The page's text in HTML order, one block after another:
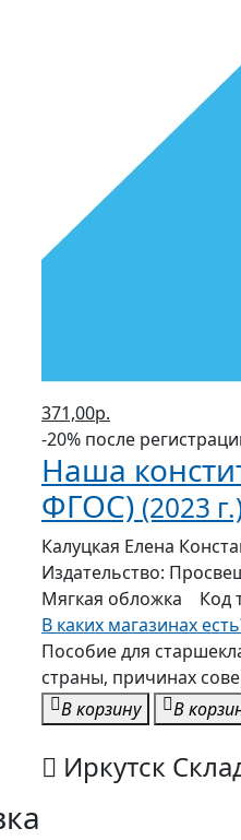
371,00р.
-20% после
Наша
ФГОС) (2023
Калуцкая Елена
Издательство:
Мягкая обложка Код
В каких магазинах
Пособие для
страны, причинах
В корзину
В
Иркутск